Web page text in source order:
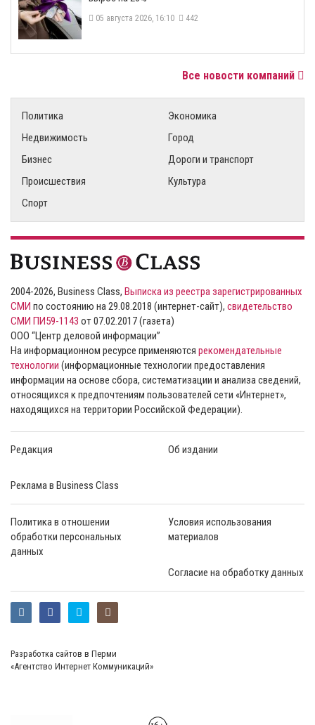
05 августа 2026, 16:10 442
Все новости компаний
Политика
Экономика
Недвижимость
Город
Бизнес
Дороги и транспорт
Происшествия
Культура
Спорт
2004-2026, Business Class, Выписка из реестра зарегистрированных
СМИ по состоянию на 29.08.2018 (интернет-сайт), свидетельство
СМИ ПИ59-1143 от 07.02.2017 (газета)
ООО “Центр деловой информации”
На информационном ресурсе применяются рекомендательные
технологии (информационные технологии предоставления
информации на основе сбора, систематизации и анализа сведений,
относящихся к предпочтениям пользователей сети «Интернет»,
находящихся на территории Российской Федерации).
Редакция Об издании
Реклама в Business Class
Политика в отношении
обработки персональных
данных
Условия использования
материалов
Согласие на обработку данных
Разработка сайтов в Перми
«Агентство Интернет Коммуникаций»